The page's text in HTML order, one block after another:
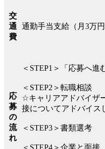
交
通
費
通勤手当支給（月3万円
応
募
の
流
れ
＜STEP1＞「応募へ進
＜STEP2＞転職相談
☆キャリアアドバイザ
接についてアドバイス
＜STEP3＞書類選考
＜STEP4＞企業と面接